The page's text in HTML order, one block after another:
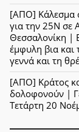
[ΑΠΟ] Κάλεσμα
για την 25Ν σε
Θεσσαλονίκη |
έμφυλη βια
γεννά και τη
[ΑΠΟ] Κράτος
δολοφονούν |
Τετάρτη 20